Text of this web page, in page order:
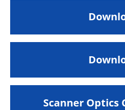
Scanner Optics